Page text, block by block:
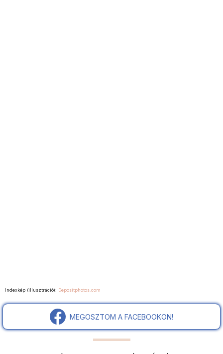
Indexkép (illusztráció): Depositphotos.com
MEGOSZTOM A FACEBOOKON!